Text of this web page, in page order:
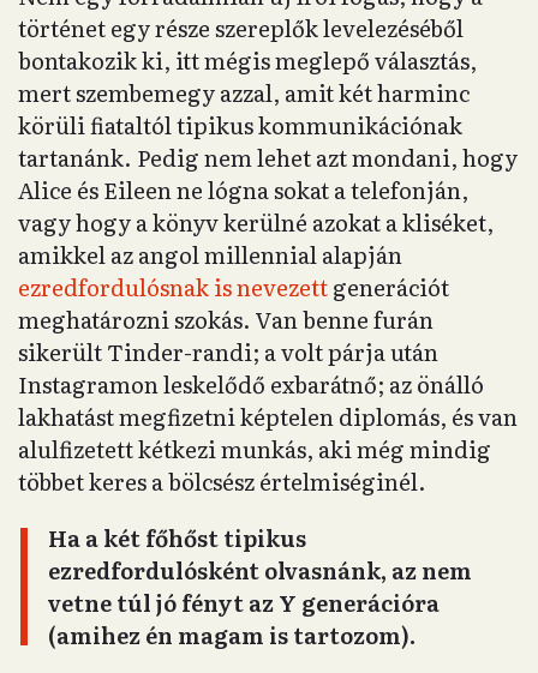
történet egy része szereplők levelezéséből
bontakozik ki, itt mégis meglepő választás,
mert szembemegy azzal, amit két harminc
körüli fiataltól tipikus kommunikációnak
tartanánk. Pedig nem lehet azt mondani, hogy
Alice és Eileen ne lógna sokat a telefonján,
vagy hogy a könyv kerülné azokat a kliséket,
amikkel az angol millennial alapján
ezredfordulósnak is nevezettgenerációt
meghatározni szokás. Van benne furán
sikerült Tinder-randi; a volt párja után
Instagramon leskelődő exbarátnő; az önálló
lakhatást megfizetni képtelen diplomás, és van
alulfizetett kétkezi munkás, aki még mindig
többet keres a bölcsész értelmiséginél.
Ha a két főhőst tipikus
ezredfordulósként olvasnánk, az nem
vetne túl jó fényt az Y generációra
(amihez én magam is tartozom).